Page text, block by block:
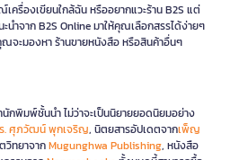
ครื่องเขียนใกล้ฉัน หรืออยากแวะร้าน B2S แต่
ะนำจาก B2S Online มาให้คุณเลือกสรรได้ง่ายๆ
จะมองหา ร้านขายหนังสือ หรือสินค้าอื่นๆ
กพิมพ์ชั้นนำ ไม่ว่าจะเป็นนิยายยอดนิยมอย่าง
. ศุภวัฒน์ พุกเจริญ, นิตยสารอัปเดตจากเพ็ญ
วิทยาจากMugunghwa Publishing, หนังสือ